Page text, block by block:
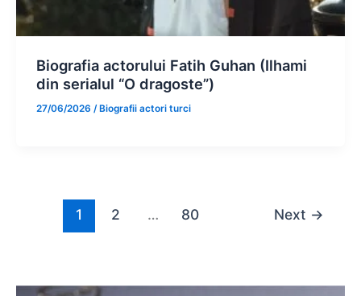
Biografia actorului Fatih Guhan (Ilhami
din serialul “O dragoste”)
27/06/2026 /Biografii actori turci
1 2 … 80 Next →